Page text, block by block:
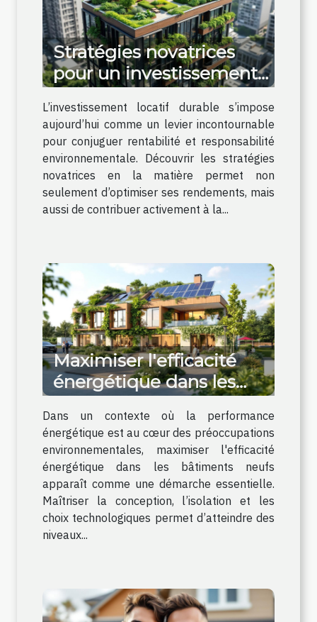
Stratégies novatrices
pour un investissement
locatif durable
L’investissement locatif durable s’impose
aujourd’hui comme un levier incontournable
pour conjuguer rentabilité et responsabilité
environnementale. Découvrir les stratégies
novatrices en la matière permet non
seulement d’optimiser ses rendements, mais
aussi de contribuer activement à la...
Maximiser l'efficacité
énergétique dans les
bâtiments neufs
Dans un contexte où la performance
énergétique est au cœur des préoccupations
environnementales, maximiser l'efficacité
énergétique dans les bâtiments neufs
apparaît comme une démarche essentielle.
Maîtriser la conception, l’isolation et les
choix technologiques permet d’atteindre des
niveaux...